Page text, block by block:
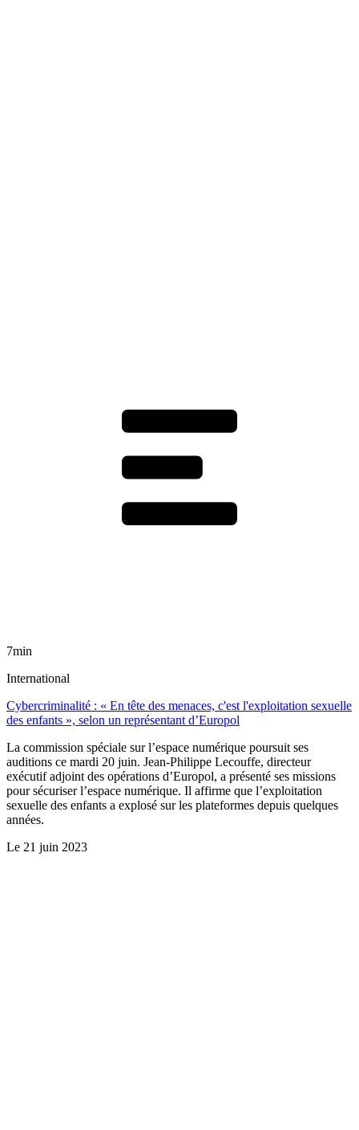
7min
International
Cybercriminalité : « En tête des menaces, c'est l'exploitation sexuelle
des enfants », selon un représentant d’Europol
La commission spéciale sur l’espace numérique poursuit ses
auditions ce mardi 20 juin. Jean-Philippe Lecouffe, directeur
exécutif adjoint des opérations d’Europol, a présenté ses missions
pour sécuriser l’espace numérique. Il affirme que l’exploitation
sexuelle des enfants a explosé sur les plateformes depuis quelques
années.
Le 21 juin 2023